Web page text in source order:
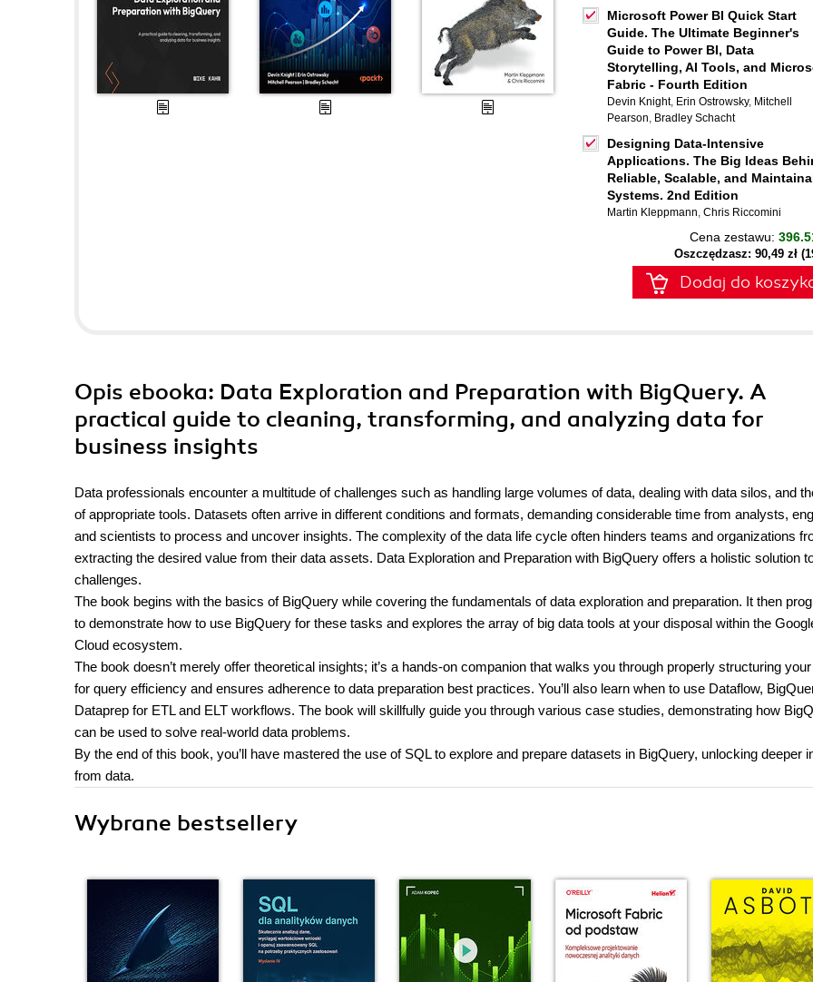
Microsoft Power BI Quick Start
Guide. The Ultimate Beginner's
Guide to Power BI, Data
Storytelling, AI Tools, and
Fabric - Fourth Edition
Devin Knight, Erin Ostrowsky, Mitchell
Pearson, Bradley Schacht
Designing Data-Intensive
Applications. The Big Ideas
Reliable, Scalable, and
Systems. 2nd Edition
Martin Kleppmann, Chris Riccomini
Cena zestawu:
Oszczędzasz: 90,49 zł
Dodaj do
Opis ebooka: Data Exploration and Preparation with BigQuery. A
practical guide to cleaning, transforming, and analyzing data for
business insights
Data professionals encounter a multitude of challenges such as handling large volumes of data, dealing with data silos, and
of appropriate tools. Datasets often arrive in different conditions and formats, demanding considerable time from analysts,
and scientists to process and uncover insights. The complexity of the data life cycle often hinders teams and organizations
extracting the desired value from their data assets. Data Exploration and Preparation with BigQuery offers a holistic solution
challenges.
The book begins with the basics of BigQuery while covering the fundamentals of data exploration and preparation. It then
to demonstrate how to use BigQuery for these tasks and explores the array of big data tools at your disposal within the
Cloud ecosystem.
The book doesn’t merely offer theoretical insights; it’s a hands-on companion that walks you through properly structuring
for query efficiency and ensures adherence to data preparation best practices. You’ll also learn when to use Dataflow,
Dataprep for ETL and ELT workflows. The book will skillfully guide you through various case studies, demonstrating how
can be used to solve real-world data problems.
By the end of this book, you’ll have mastered the use of SQL to explore and prepare datasets in BigQuery, unlocking deeper
from data.
Wybrane bestsellery